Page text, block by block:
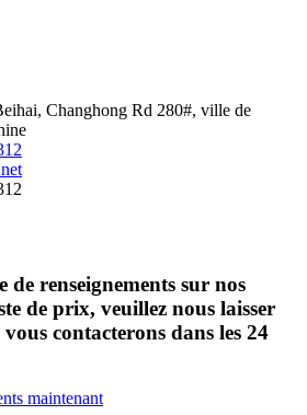
Changhong Rd 280#, ville de
de renseignements sur nos
de prix, veuillez nous laisser
contacterons dans les 24
maintenant